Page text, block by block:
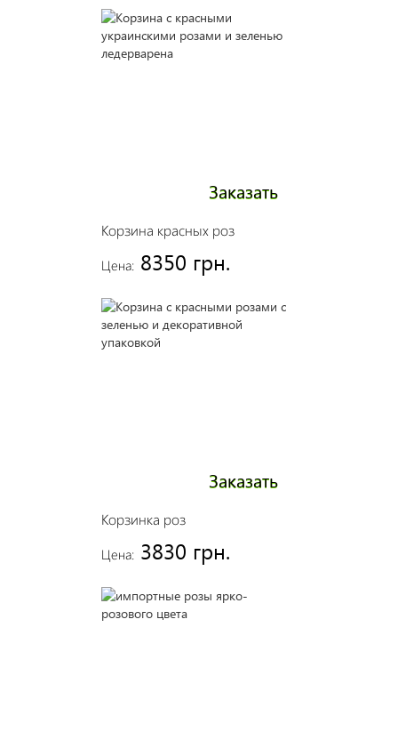
Корзина красных роз
Цена: 8350 грн.
Заказать
Корзинка роз
Цена: 3830 грн.
Заказать